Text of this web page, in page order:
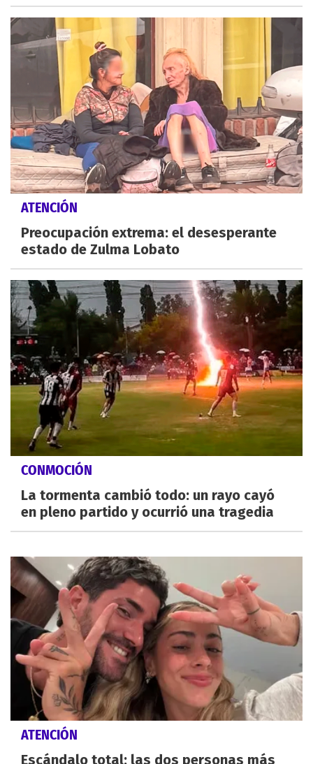
ATENCIÓN
Preocupación extrema: el desesperante
estado de Zulma Lobato
CONMOCIÓN
La tormenta cambió todo: un rayo cayó
en pleno partido y ocurrió una tragedia
ATENCIÓN
Escándalo total: las dos personas más